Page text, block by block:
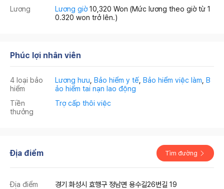
Lương
Lương giờ 10,320 Won (Mức lương theo giờ từ 1
0.320 won trở lên.)
Phúc lợi nhân viên
4 loại bảo
hiểm
Lương hưu Bảo hiểm y tế Bảo hiểm việc làm B
ảo hiểm tai nạn lao động
Tiền
thưởng
Trợ cấp thôi việc
Địa điểm Tìm đường
Địa điểm 경기 화성시 효행구 정남면 용수길26번길 19